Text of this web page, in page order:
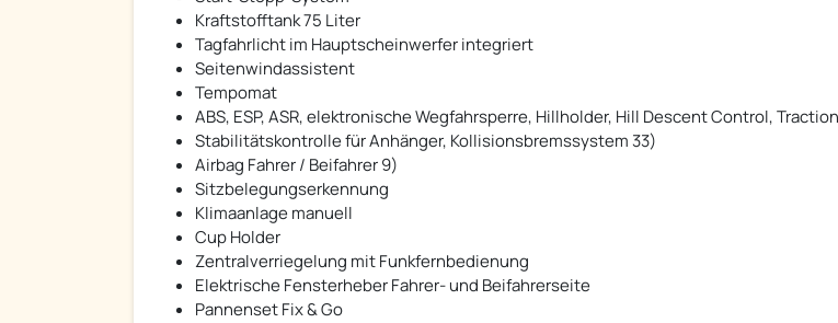
Kraftstofftank 75 Liter
Tagfahrlicht im Hauptscheinwerfer integriert
Seitenwindassistent
Tempomat
ABS, ESP, ASR, elektronische Wegfahrsperre, Hillholder, Hill Descent Control,
Stabilitätskontrolle für Anhänger, Kollisionsbremssystem 33)
Airbag Fahrer / Beifahrer 9)
Sitzbelegungserkennung
Klimaanlage manuell
Cup Holder
Zentralverriegelung mit Funkfernbedienung
Elektrische Fensterheber Fahrer- und Beifahrerseite
Pannenset Fix & Go